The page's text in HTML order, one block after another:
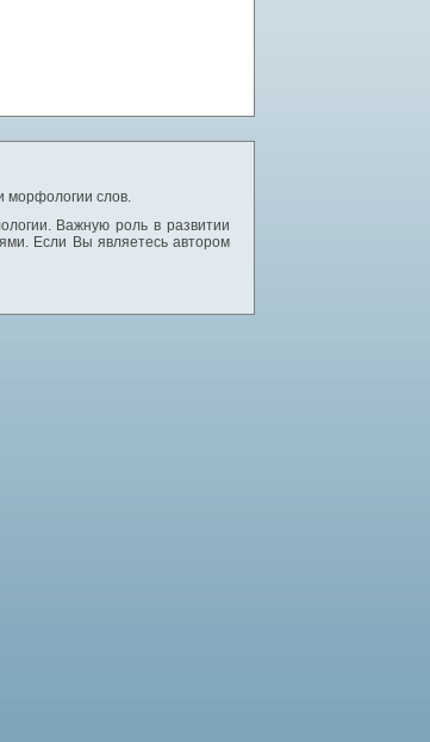
морфологии слов.
Важную роль в развитии
Если Вы являетесь автором